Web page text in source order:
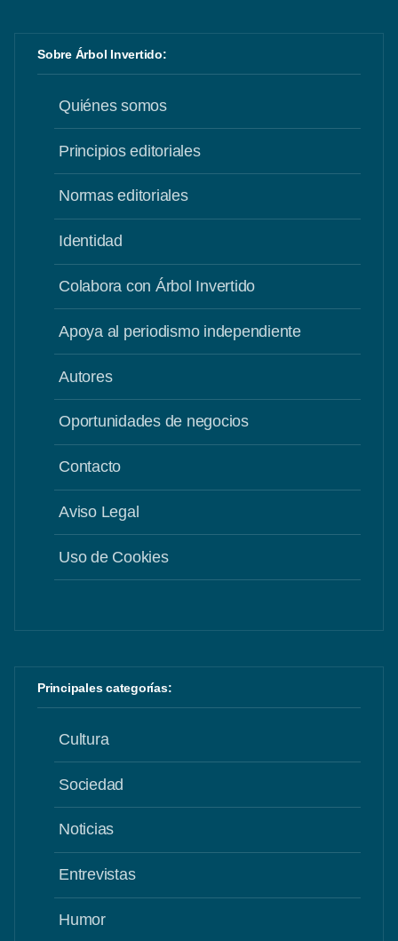
Sobre Árbol Invertido:
Quiénes somos
Principios editoriales
Normas editoriales
Identidad
Colabora con Árbol Invertido
Apoya al periodismo independiente
Autores
Oportunidades de negocios
Contacto
Aviso Legal
Uso de Cookies
Principales categorías:
Cultura
Sociedad
Noticias
Entrevistas
Humor